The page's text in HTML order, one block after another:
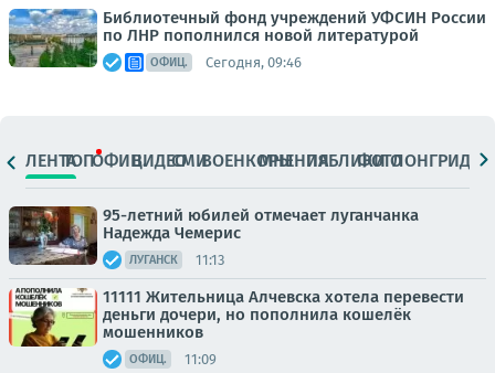
Библиотечный фонд учреждений УФСИН России
по ЛНР пополнился новой литературой
ОФИЦ. Сегодня, 09:46
ЛЕНТАТОПОФИЦ.ВИДЕОСМИВОЕНКОРЫМНЕНИЯПАБЛИКИ
ФОТОЛОНГРИДЫ
95-летний юбилей отмечает луганчанка
Надежда Чемерис
ЛУГАНСК 11:13
11111 Жительница Алчевска хотела перевести
деньги дочери, но пополнила кошелёк
мошенников
ОФИЦ. 11:09